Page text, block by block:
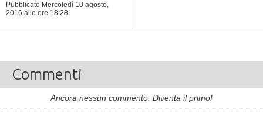
Pubblicato Mercoledì 10 agosto,
2016 alle ore 18:28
Commenti
Ancora nessun commento. Diventa il primo!